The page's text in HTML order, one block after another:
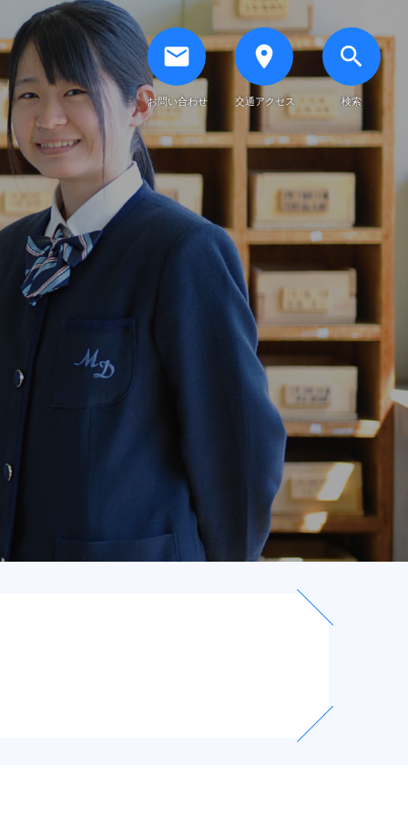
email
お問い合わせ
place
交通アクセス
search
検索